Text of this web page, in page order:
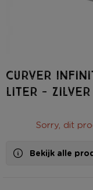
Curver
liter - zilver
Sorry, dit
Bekijk alle